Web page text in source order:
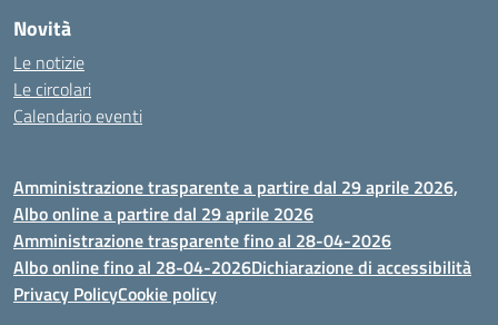
Novità
Le notizie
Le circolari
Calendario eventi
Amministrazione trasparente a partire dal 29 aprile 2026,
Albo online a partire dal 29 aprile 2026
Amministrazione trasparente fino al 28-04-2026
Albo online fino al 28-04-2026Dichiarazione di accessibilità
Privacy PolicyCookie policy